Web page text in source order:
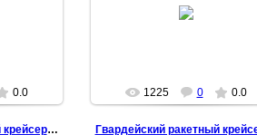
0.0 1225 0 0.0
Гвардейский ракетный крейсер "Москва"